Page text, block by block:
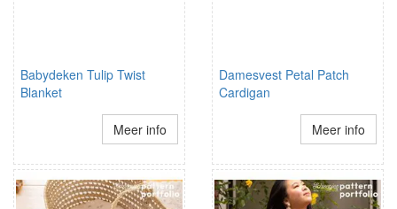
Babydeken Tulip Twist
Blanket
Meer info
Damesvest Petal Patch
Cardigan
Meer info